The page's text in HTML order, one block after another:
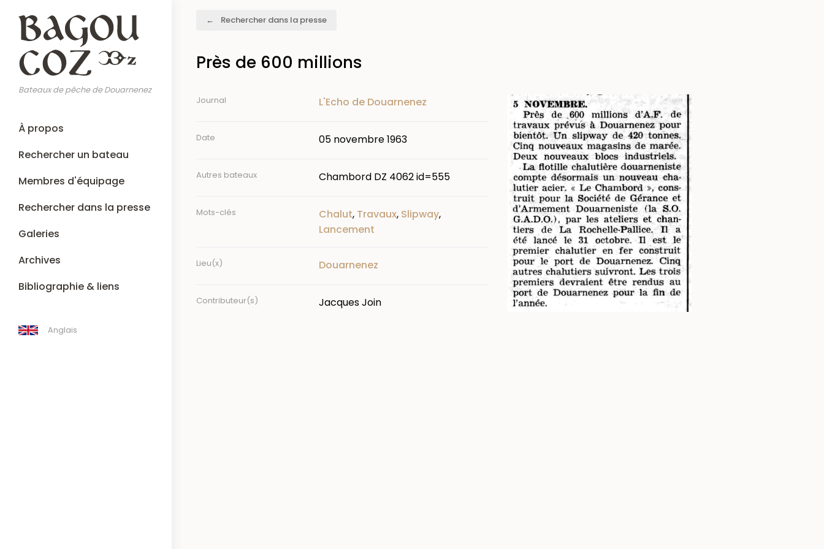
contenu
principal
Bateaux de pêche de Douarnenez
Main
navigation
À propos
Rechercher un bateau
Membres d'équipage
Rechercher dans la presse
Galeries
Archives
Bibliographie & liens
Anglais
Rechercher dans la presse
Près de 600 millions
Journal L'Echo de Douarnenez
Date 05 novembre 1963
Autres bateaux Chambord DZ 4062 id=555
Mots-clés Chalut, Travaux, Slipway,
Lancement
Lieu(x) Douarnenez
Contributeur(s) Jacques Join
Image